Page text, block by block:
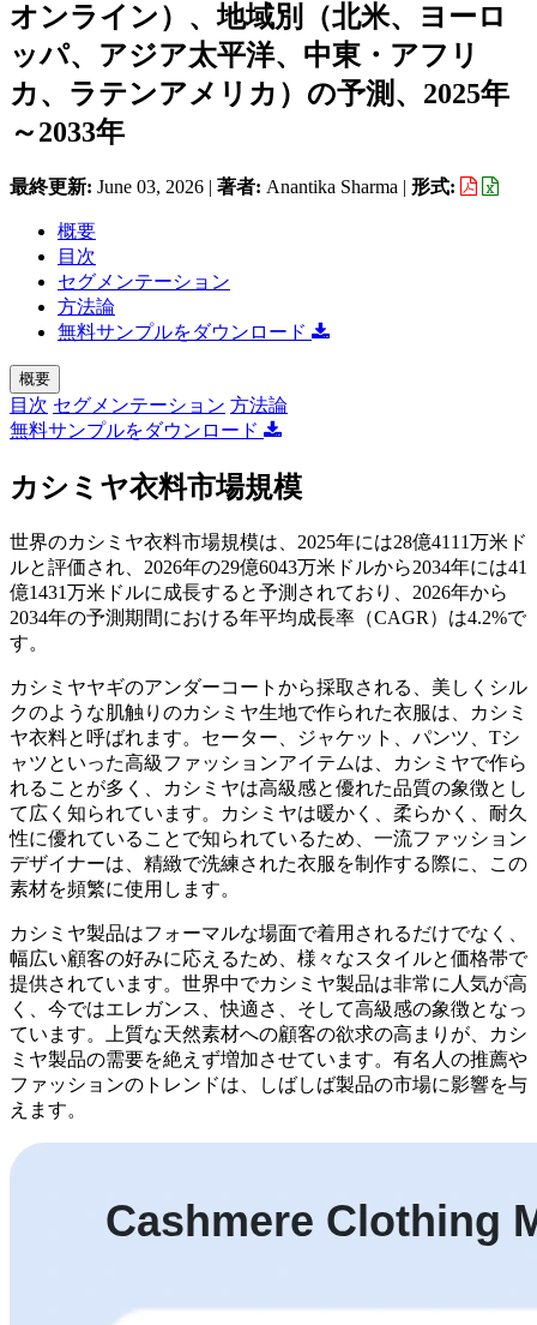
オンライン）、地域別（北米、ヨーロ
ッパ、アジア太平洋、中東・アフリ
カ、ラテンアメリカ）の予測、2025年
～2033年
最終更新: June 03, 2026 | 著者: Anantika Sharma | 形式:
概要
目次
セグメンテーション
方法論
無料サンプルをダウンロード
概要
目次 セグメンテーション 方法論
無料サンプルをダウンロード
カシミヤ衣料市場規模
世界のカシミヤ衣料市場規模は、2025年には28億4111万米ド
ルと評価され、2026年の29億6043万米ドルから2034年には41
億1431万米ドルに成長すると予測されており、2026年から
2034年の予測期間における年平均成長率（CAGR）は4.2%で
す。
カシミヤヤギのアンダーコートから採取される、美しくシル
クのような肌触りのカシミヤ生地で作られた衣服は、カシミ
ヤ衣料と呼ばれます。セーター、ジャケット、パンツ、Tシ
ャツといった高級ファッションアイテムは、カシミヤで作ら
れることが多く、カシミヤは高級感と優れた品質の象徴とし
て広く知られています。カシミヤは暖かく、柔らかく、耐久
性に優れていることで知られているため、一流ファッション
デザイナーは、精緻で洗練された衣服を制作する際に、この
素​​材を頻繁に使用します。
カシミヤ製品はフォーマルな場面で着用されるだけでなく、
幅広い顧客の好みに応えるため、様々なスタイルと価格帯で
提供されています。世界中でカシミヤ製品は非常に人気が高
く、今ではエレガンス、快適さ、そして高級感の象徴となっ
ています。上質な天然素材への顧客の欲求の高まりが、カシ
ミヤ製品の需要を絶えず増加させています。有名人の推薦や
ファッションのトレンドは、しばしば製品の市場に影響を与
えます。